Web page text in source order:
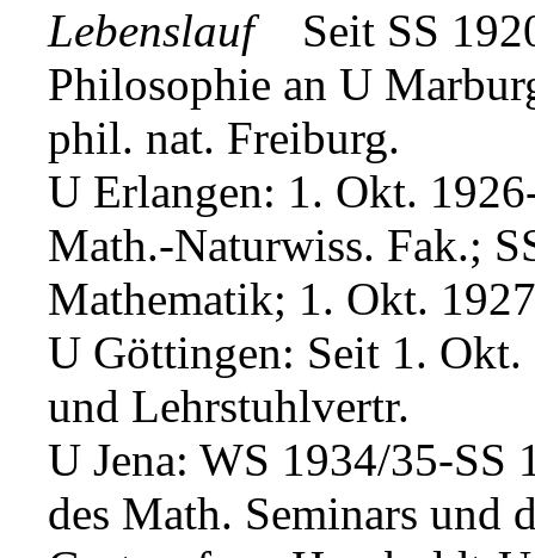
LebenslaufSeit SS 1920
Philosophie an U
phil. nat. Freiburg.
U Erlangen: 1. Okt.
Math.-Naturwiss. Fak.;
Mathematik; 1. Okt.
U Göttingen: Seit 1. Okt.
und Lehrstuhlvertr.
U Jena: WS 1934/35-
des Math. Seminars und